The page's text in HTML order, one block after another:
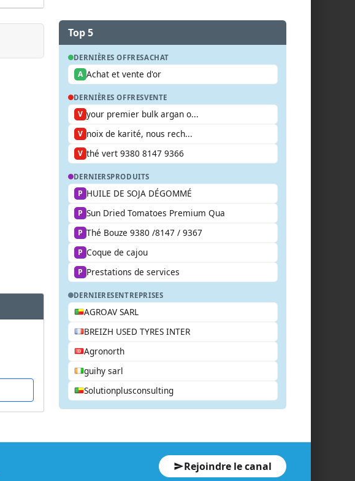
Top 5
DERNIÈRES OFFRESACHAT
A Achat et vente d'or
DERNIÈRES OFFRESVENTE
V your premier bulk argan o...
V noix de karité, nous rech...
V thé vert 9380 8147 9366
DERNIERSPRODUITS
P HUILE DE SOJA DÉGOMMÉ
P Sun Dried Tomatoes Premium Qua
P Thé Bouze 9380 /8147 / 9367
P Coque de cajou
P Prestations de services
DERNIERESENTREPRISES
AGROAV SARL
BREIZH USED TYRES INTER
Agronorth
guihy sarl
Solutionplusconsulting
Rejoindre le canal